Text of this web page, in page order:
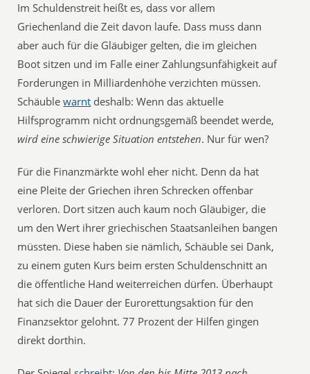
Im Schuldenstreit heißt es, dass vor allem
Griechenland die Zeit davon laufe. Dass muss dann
aber auch für die Gläubiger gelten, die im gleichen
Boot sitzen und im Falle einer Zahlungsunfähigkeit auf
Forderungen in Milliardenhöhe verzichten müssen.
Schäublewarnt deshalb: Wenn das aktuelle
Hilfsprogramm nicht ordnungsgemäß beendet werde,
wird eine schwierige Situation entstehen. Nur für wen?
Für die Finanzmärkte wohl eher nicht. Denn da hat
eine Pleite der Griechen ihren Schrecken offenbar
verloren. Dort sitzen auch kaum noch Gläubiger, die
um den Wert ihrer griechischen Staatsanleihen bangen
müssten. Diese haben sie nämlich, Schäuble sei Dank,
zu einem guten Kurs beim ersten Schuldenschnitt an
die öffentliche Hand weiterreichen dürfen. Überhaupt
hat sich die Dauer der Eurorettungsaktion für den
Finanzsektor gelohnt. 77 Prozent der Hilfen gingen
direkt dorthin.